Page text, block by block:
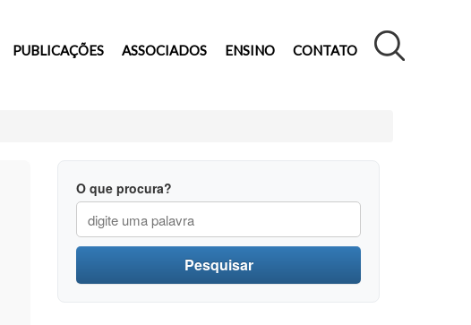
PUBLICAÇÕES ASSOCIADOS ENSINO CONTATO
O que procura?
Pesquisar